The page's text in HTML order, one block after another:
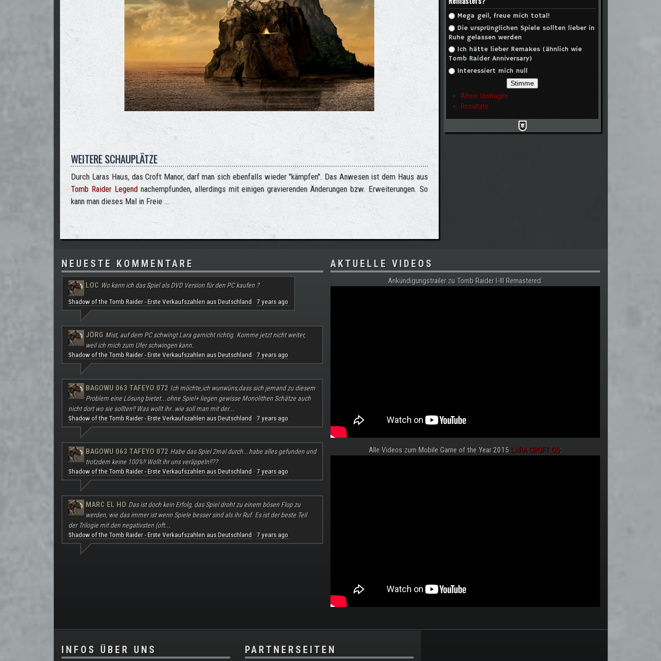
WEITERE SCHAUPLÄTZE
Durch Laras Haus, das Croft Manor, darf man sich ebenfalls wieder "kämpfen". Das Anwesen ist dem Haus aus
Tomb Raider Legend nachempfunden, allerdings mit einigen gravierenden Änderungen bzw. Erweiterungen. So
kann man dieses Mal in Freie ...
Auswahlmöglichkeiten
Mega geil, freue mich total!
Die ursprünglichen Spiele sollten lieber in
Ruhe gelassen werden
Ich hätte lieber Remakes (ähnlich wie
Tomb Raider Anniversary)
Interessiert mich null
Ältere Umfragen
Resultate
NEUESTE KOMMENTARE
LOC Wo kann ich das Spiel als DVD Version für den PC kaufen ?
Shadow of the Tomb Raider - Erste Verkaufszahlen aus Deutschland· 7 years ago
JÖRG Mist, auf dem PC schwingt Lara garnicht richtig. Komme jetzt nicht weiter,
weil ich mich zum Ufer schwingen kann.
Shadow of the Tomb Raider - Erste Verkaufszahlen aus Deutschland· 7 years ago
BAGOWU 063 TAFEYO 072 Ich möchte,ich wunwüns,dass sich jemand zu diesem
Problem eine Lösung bietet...ohne Spiel+ liegen gewisse Monolithen Schätze auch
nicht dort wo sie sollten!! Was wollt ihr..wie soll man mit der...
Shadow of the Tomb Raider - Erste Verkaufszahlen aus Deutschland· 7 years ago
BAGOWU 063 TAFEYO 072 Habe das Spiel 2mal durch...habe alles gefunden und
trotzdem keine 100%!! Wollt ihr uns veräppeln!!??
Shadow of the Tomb Raider - Erste Verkaufszahlen aus Deutschland· 7 years ago
MARC EL HO Das ist doch kein Erfolg, das Spiel droht zu einem bösen Flop zu
werden, wie das immer ist wenn Spiele besser sind als ihr Ruf. Es ist der beste Teil
der Trilogie mit den negativsten (oft...
Shadow of the Tomb Raider - Erste Verkaufszahlen aus Deutschland· 7 years ago
AKTUELLE VIDEOS
Ankündigungstrailer zu Tomb Raider I-III Remastered:
Alle Videos zum Mobile Game of the Year 2015 LARA CROFT GO:
.
INFOS ÜBER UNS PARTNERSEITEN